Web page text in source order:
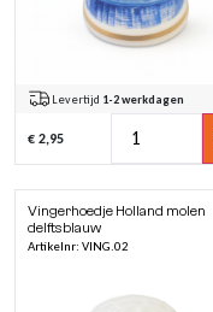
Levertijd 1-2 werkdagen
€ 2,95
Vingerhoedje Holland molen
delftsblauw
Artikelnr: VING.02